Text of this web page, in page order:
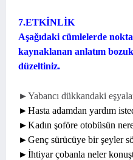
7.ETKİNLİK
Aşağıdaki cümlelerde
kaynaklanan anlatım
düzeltiniz.
►Yabancı dükkandaki
►Hasta adamdan yardım
►Kadın şoföre otobüsün
►Genç sürücüye bir şeyler
►İhtiyar çobanla neler